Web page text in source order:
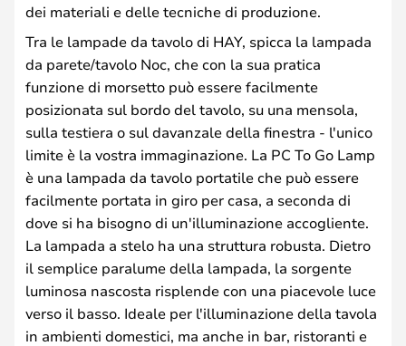
dei materiali e delle tecniche di produzione.
Tra le lampade da tavolo di HAY, spicca la lampada
da parete/tavolo Noc, che con la sua pratica
funzione di morsetto può essere facilmente
posizionata sul bordo del tavolo, su una mensola,
sulla testiera o sul davanzale della finestra - l'unico
limite è la vostra immaginazione. La PC To Go Lamp
è una lampada da tavolo portatile che può essere
facilmente portata in giro per casa, a seconda di
dove si ha bisogno di un'illuminazione accogliente.
La lampada a stelo ha una struttura robusta. Dietro
il semplice paralume della lampada, la sorgente
luminosa nascosta risplende con una piacevole luce
verso il basso. Ideale per l'illuminazione della tavola
in ambienti domestici, ma anche in bar, ristoranti e